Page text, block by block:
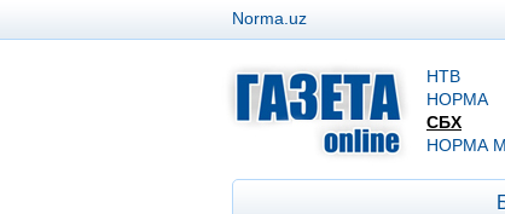
Norma.uz
НТВ
НОРМА
СБХ
НОРМА